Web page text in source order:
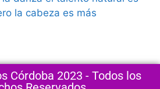
la cabeza es más
Córdoba 2023 - Todos los